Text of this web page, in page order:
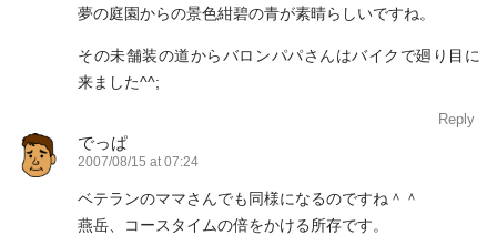
夢の庭園からの景色紺碧の青が素晴らしいですね。
その未舗装の道からバロンパパさんはバイクで廻り目に
来ました^^;
Reply
でっぱ
2007/08/15 at 07:24
ベテランのママさんでも同様になるのですね＾＾
燕岳、コースタイムの倍をかける所存です。